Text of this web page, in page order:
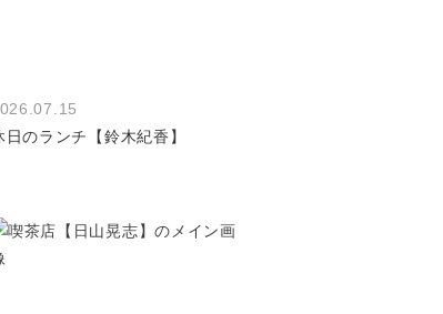
日のランチ【鈴木紀香】